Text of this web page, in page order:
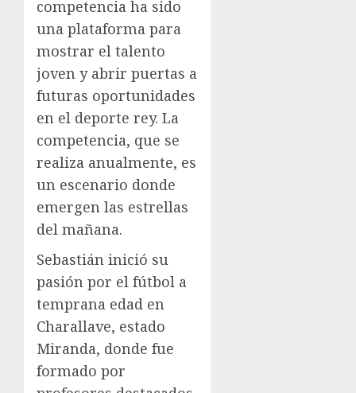
competencia ha sido
una plataforma para
mostrar el talento
joven y abrir puertas a
futuras oportunidades
en el deporte rey. La
competencia, que se
realiza anualmente, es
un escenario donde
emergen las estrellas
del mañana.
Sebastián inició su
pasión por el fútbol a
temprana edad en
Charallave, estado
Miranda, donde fue
formado por